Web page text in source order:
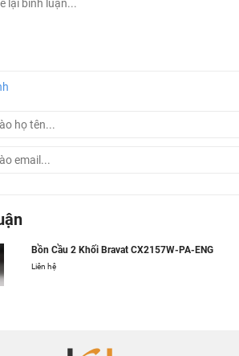
Bồn Cầu 2 Khối Bravat CX2157W-PA-ENG
Liên hệ